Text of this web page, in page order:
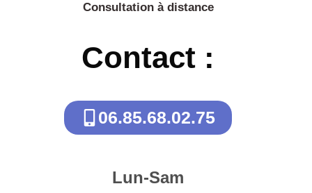
Consultation à distance
Contact :
06.85.68.02.75
Lun-Sam